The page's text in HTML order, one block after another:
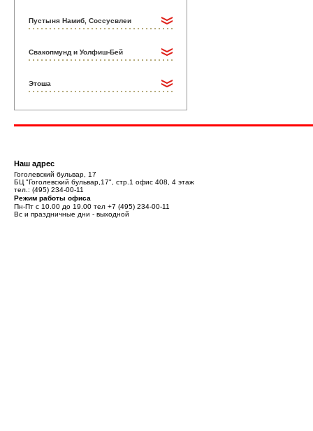
Пустыня Намиб, Соссусвлеи
Свакопмунд и Уолфиш-Бей
Этоша
Наш адрес
Гоголевский бульвар, 17
БЦ "Гоголевский бульвар,17", стр.1 офис 408, 4 этаж
тел.: (495) 234-00-11
Режим работы офиса
Пн-Пт с 10.00 до 19.00 тел +7 (495) 234-00-11
Вс и праздничные дни - выходной